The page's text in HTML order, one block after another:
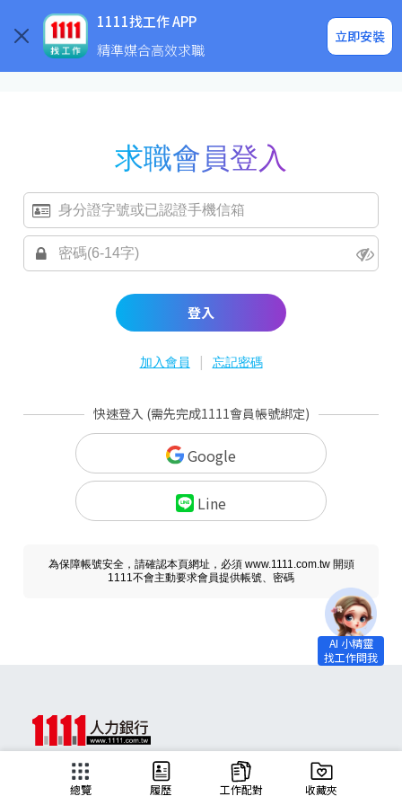
1111找工作 APP
精準媒合高效求職
立即安裝
企業求才
求職會員登入
登入
加入會員 | 忘記密碼
快速登入 (需先完成1111會員帳號綁定)
Google
Line
為保障帳號安全，請確認本頁網址，必須 www.1111.com.tw 開頭
1111不會主動要求會員提供帳號、密碼
總覽 履歷 工作配對 收藏夾